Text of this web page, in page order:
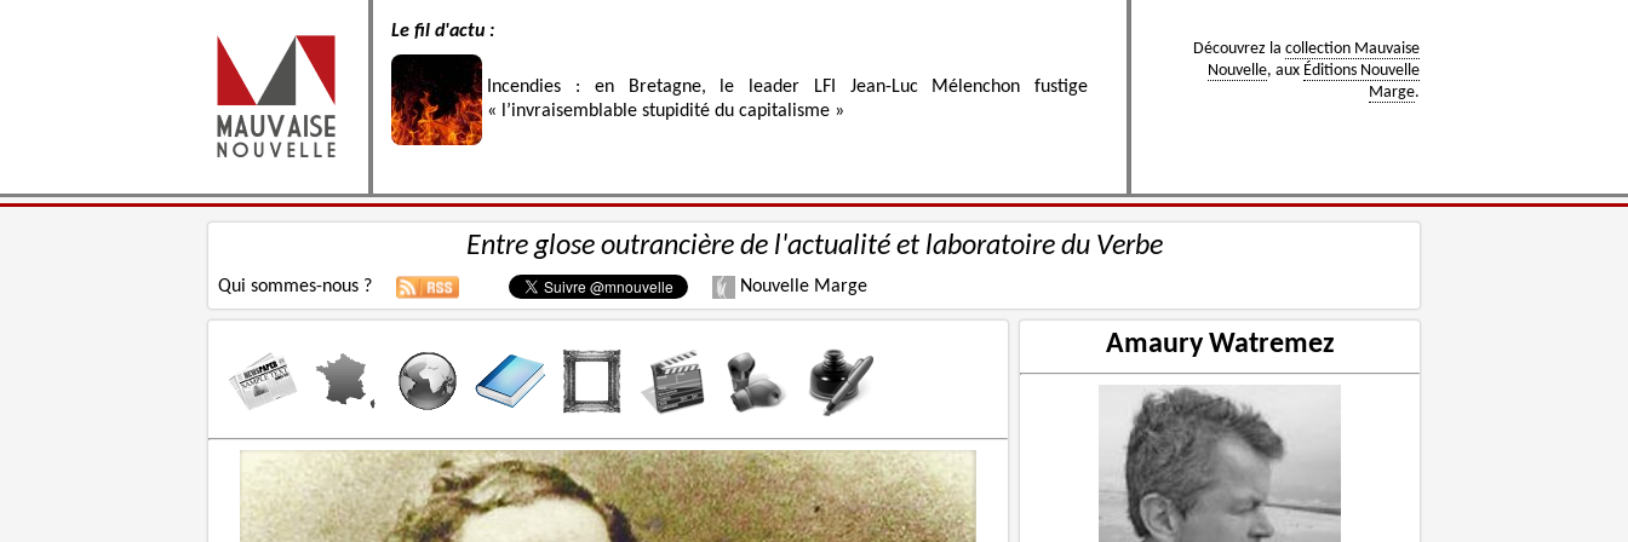
Le fil d'actu :
Incendies : en Bretagne, le leader LFI Jean-Luc Mélenchon fustige
« l’invraisemblable stupidité du capitalisme »
Découvrez la collection Mauvaise
Nouvelle, aux Éditions Nouvelle
Marge.
Entre glose outrancière de l'actualité et laboratoire du Verbe
Qui sommes-nous ? Nouvelle Marge
Amaury Watremez